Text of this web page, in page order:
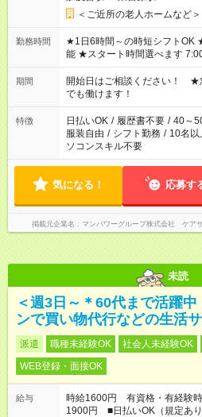
＜ご近所の老人ホームなど＞
勤務時間
★1日6時間～の時短シフトOK ★もちろんフルタイムシフトも可
能 ★スタート時間選べます
20:00 など 残業なし！ ※Wワークの場合、他のお仕事と合わせ
週40時間超の就業はご案内で
間以上勤務は社会保険への加
（日雇い派遣の原則禁止）に
案内が難しい場合があります
期間
開始日はご相談ください！
でも働けます！
特徴 日払いOK / 履歴書不要 / 40～
服装自由 / シフト勤務 / 10名以
ソコンスキル不要
気になる！ 応募す
掲載元企業名 マンパワーグループ株式会社 ケア
未読
＜週3日～＊60代まで活躍
ンで買い物代行などの生活サ
派遣 職種未経験OK 社会人未経験OK
WEB登録・面接OK
給与
時給1600円 有資格・有経験
1900円 ■日払いOK（規定あ